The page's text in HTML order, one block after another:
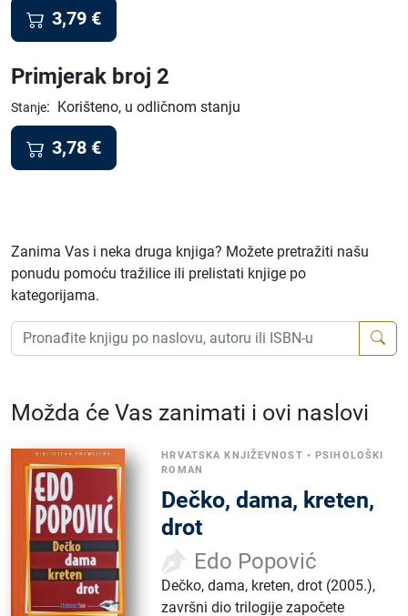
3,79 €
Primjerak broj 2
Stanje: Korišteno, u odličnom stanju
3,78 €
Zanima Vas i neka druga knjiga? Možete pretražiti našu
ponudu pomoću tražilice ili prelistati knjige po
kategorijama.
Možda će Vas zanimati i ovi naslovi
HRVATSKA KNJIŽEVNOST • PSIHOLOŠKI
ROMAN
Dečko, dama, kreten,
drot
Edo Popović
Dečko, dama, kreten, drot (2005.),
završni dio trilogije započete